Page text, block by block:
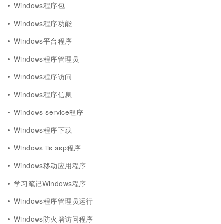
Windows程序包
Windows程序功能
Windows平台程序
Windows程序管理员
Windows程序访问
Windows程序信息
Windows service程序
Windows程序下载
Windows iis asp程序
Windows移动应用程序
学习笔记Windows程序
Windows程序管理员运行
Windows防火墙访问程序